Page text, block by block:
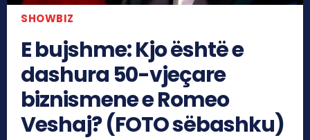
SHOWBIZ
E bujshme: Kjo është e
dashura 50-vjeçare
biznismene e Romeo
Veshaj? (FOTO sëbashku)